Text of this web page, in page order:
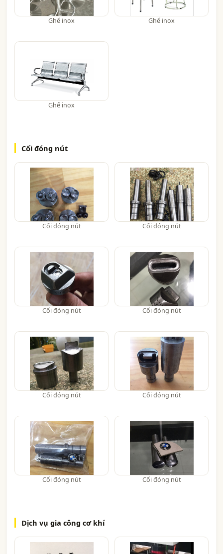
Ghế inox Ghế inox
Ghế inox
Cối đóng nút
Cối đóng nút Cối đóng nút
Cối đóng nút Cối đóng nút
Cối đóng nút Cối đóng nút
Cối đóng nút Cối đóng nút
Dịch vụ gia công cơ khí